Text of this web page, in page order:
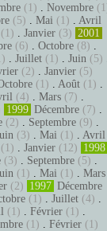
(1) . Novembre
(5) . Mai (1) . Avril
(1) . Janvier (3) 2001
(6) . Octobre (8) .
. Juillet (1) . Juin (5)
(2) . Janvier (5)
(1) . Août (1) .
(4) . Mars (7) .
1999 Décembre (7) .
(2) . Septembre (9) .
(3) . Mai (1) . Avril
(1) . Janvier (12) 1998
(3) . Septembre (5) .
(1) . Mai (1) . Mars
(2) 1997 Décembre
(1) . Juillet (4) .
(1) . Février (1) .
(1) . Février (1)